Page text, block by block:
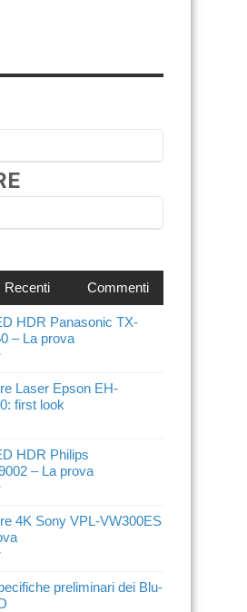
Recenti Commenti
HDR Panasonic TX-
– La prova
Laser Epson EH-
first look
HDR Philips
– La prova
4K Sony VPL-VW300ES
preliminari dei Blu-